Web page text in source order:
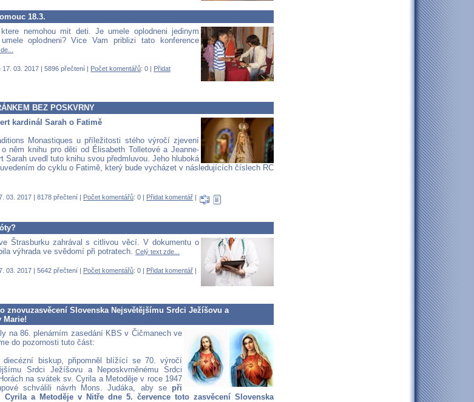
18.3.
nemohou mit deti. Je umele oplodneni jedinym
oplodneni? Vice Vam priblizi tato konference
17. 03. 2017 | 5896 přečtení | Počet komentářů: 0 | Přidat
BEZ POSKVRNY
kardinál Sarah o Fatimě
Monastiques u příležitosti stého výročí zjevení
něm knihu pro děti od Élisabeth Tolletové a Jeanne-
Sarah uvedl tuto knihu svou předmluvou. Jeho hluboká
do cyklu o Fatimě, který bude vycházet v následujících číslech RC
03. 2017 | 8178 přečtení | Počet komentářů: 0 | Přidat komentář |
Štrasburku zahrával s citlivou věcí. V dokumentu o
výhrada ve svědomí při potratech.
Celý text zde...
03. 2017 | 5642 přečtení | Počet komentářů: 0 | Přidat komentář |
znovuzasvěcení Slovenska Nejsvětějšímu Srdci Ježíšovu a
Marie!
na 86. plenárním zasedání KBS v Čičmanech ve
do pozornosti tuto část:
diecézní biskup, připomněl blížící se 70. výročí
Srdci Ježíšovu a Neposkvrněnému Srdci
na svátek sv. Cyrila a Metoděje v roce 1947
schválili návrh Mons. Judáka, aby se při
a Metoděje v Nitře dne 5. července toto zasvěcení Slovenska